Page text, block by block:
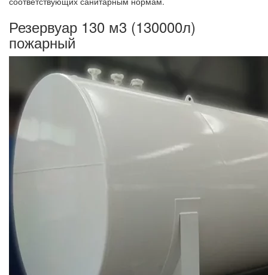
Резервуар 130 м3 (130000л)
пожарный